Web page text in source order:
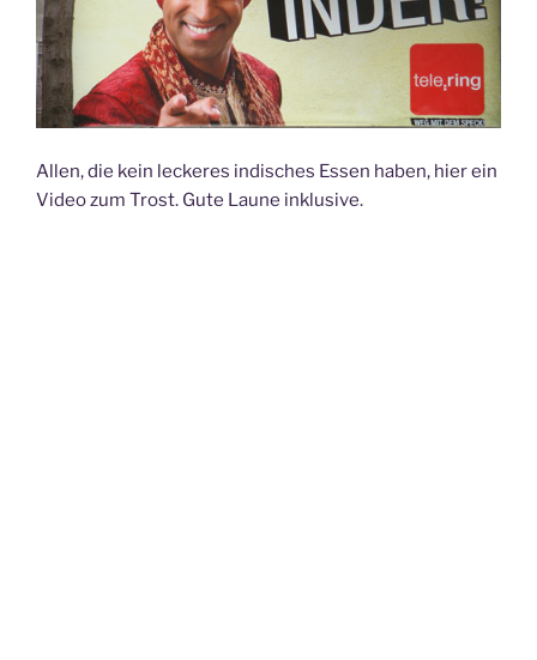
Allen, die kein leckeres indisches Essen haben, hier ein
Video zum Trost. Gute Laune inklusive.